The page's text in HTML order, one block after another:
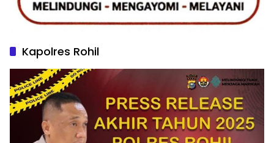
Kapolres Rohil